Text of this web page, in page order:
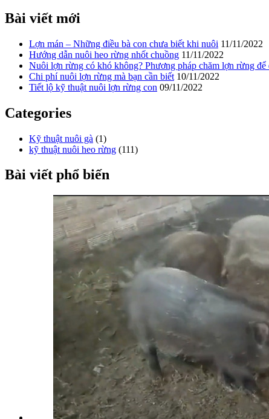
Bài viết mới
Lợn mán – Những điều bà con chưa biết khi nuôi 11/11/2022
Hướng dẫn nuôi heo rừng nhốt chuồng 11/11/2022
Nuôi lợn rừng có khó không? Phương pháp chăm lợn rừng để
Chi phí nuôi lợn rừng mà bạn cần biết 10/11/2022
Tiết lộ kỹ thuật nuôi lợn rừng con 09/11/2022
Categories
Kỹ thuật nuôi gà (1)
kỹ thuật nuôi heo rừng (111)
Bài viết phổ biến